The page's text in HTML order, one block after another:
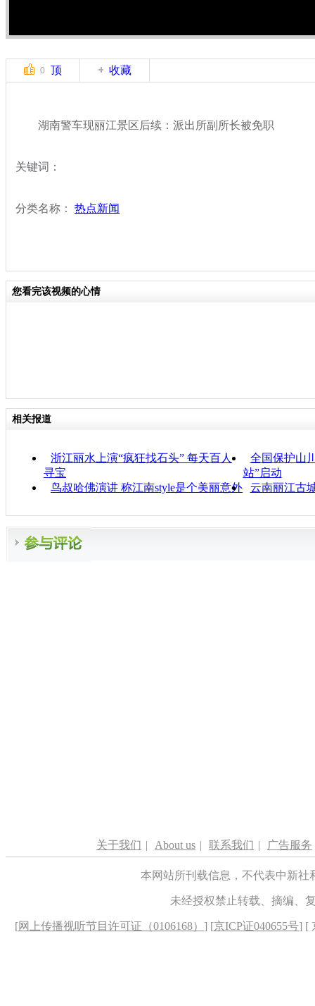
0 顶 收藏
湖南警车现丽江景区后续：派出所副所长被免职
关键词：
分类名称： 热点新闻
您看完该视频的心情
相关报道
浙江丽水上演“疯狂找石头” 每天百人
寻宝
全国保护山
站”启动
鸟叔哈佛演讲 称江南style是个美丽意外
云南丽江古
关于我们 | About us | 联系我们 | 广告服务
本网站所刊载信息，不代表中新
未经授权禁止转载、摘编、
[网上传播视听节目许可证（0106168） ] [京ICP证040655号] [